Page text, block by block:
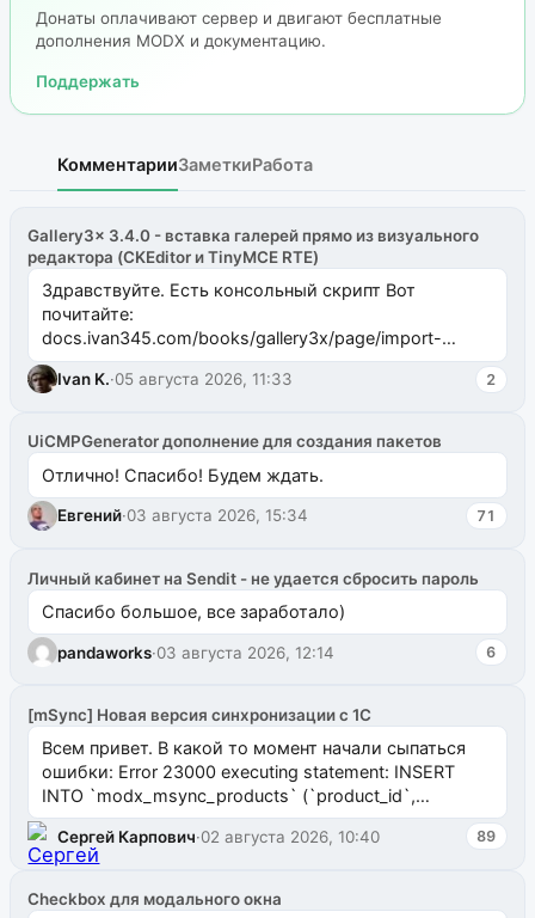
Донаты оплачивают сервер и двигают бесплатные
дополнения MODX и документацию.
Поддержать
КомментарииЗаметкиРабота
Gallery3x 3.4.0 - вставка галерей прямо из визуального
редактора (CKEditor и TinyMCE RTE)
Здравствуйте. Есть консольный скрипт Вот
почитайте:
docs.ivan345.com/books/gallery3x/page/import-
ms2galleryphp
Ivan K.·05 августа 2026, 11:33 2
UiCMPGenerator дополнение для создания пакетов
Отлично! Спасибо! Будем ждать.
Евгений·03 августа 2026, 15:34 71
Личный кабинет на Sendit - не удается сбросить пароль
Спасибо большое, все заработало)
pandaworks·03 августа 2026, 12:14 6
[mSync] Новая версия синхронизации с 1С
Всем привет. В какой то момент начали сыпаться
ошибки: Error 23000 executing statement: INSERT
INTO `modx_msync_products` (`product_id`,
`uuid_1c`) VALUES ...
Сергей Карпович·02 августа 2026, 10:40 89
Checkbox для модального окна